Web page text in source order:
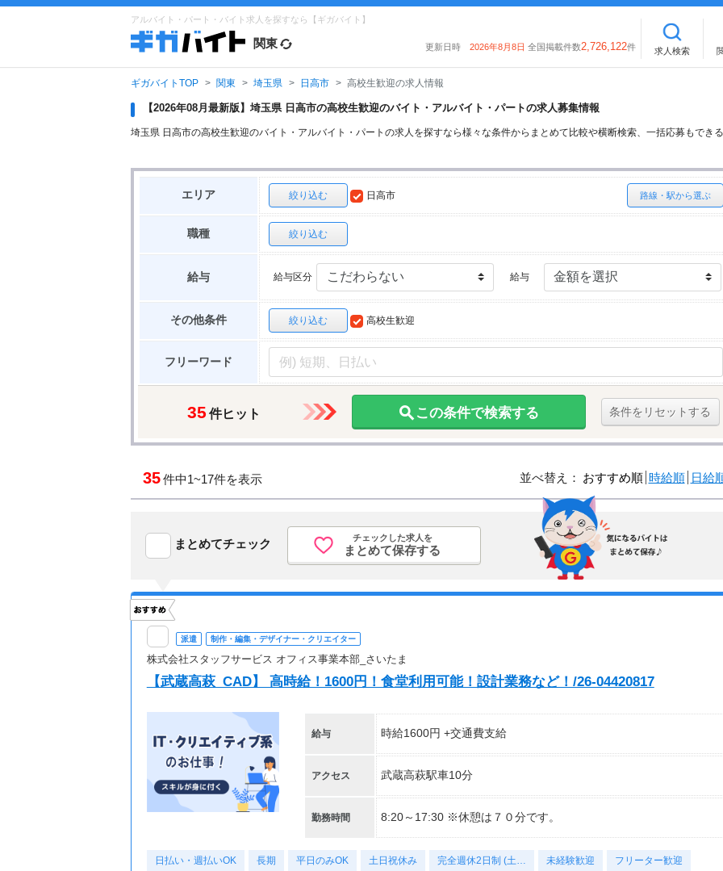
アルバイト・パート・バイト求人を探すなら【ギガバイト】
関東 更新日時 2026年8月8日 全国掲載件数2,726,122件 求人検索
ギガバイトTOP 関東 埼玉県 日高市 高校生歓迎の求人情報
【2026年08月最新版】埼玉県 日高市の高校生歓迎のバイト・アルバイト・パートの求人募集情報
埼玉県 日高市の高校生歓迎のバイト・アルバイト・パートの求人を探すなら様々な条件からまとめて比較や横断検索、一括応募もでき
エリア 絞り込む 路線・駅から選ぶ
日高市
職種 絞り込む
給与 給与区分 給与
その他条件 絞り込む 高校生歓迎
フリーワード
35 件ヒット この条件で検索する 条件をリセットする
35件中1~17件を表示 並べ替え： おすすめ順 時給順 日給
まとめてチェック チェックした求人を
まとめて保存する
派遣 制作・編集・デザイナー・クリエイター
株式会社スタッフサービス オフィス事業本部_さいたま
【武蔵高萩_CAD】 高時給！1600円！食堂利用可能！設計業務など！/26-04420817
給与 時給1600円 +交通費支給
アクセス 武蔵高萩駅車10分
勤務時間 8:20～17:30 ※休憩は７０分です。
日払い・週払いOK 長期 平日のみOK 土日祝休み 完全週休2日制 (土… 未経験歓迎 フリーター歓迎